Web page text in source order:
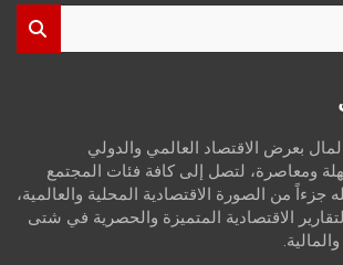
بعرض الاقتصاد العالمي والدولي
ومعاصرة، لتصل إلى كافة فئات المجتمع
جزءاً من الصورة الاقتصادية المحلية والعالمية،
الاقتصادية المتميزة والحصرية في شتى